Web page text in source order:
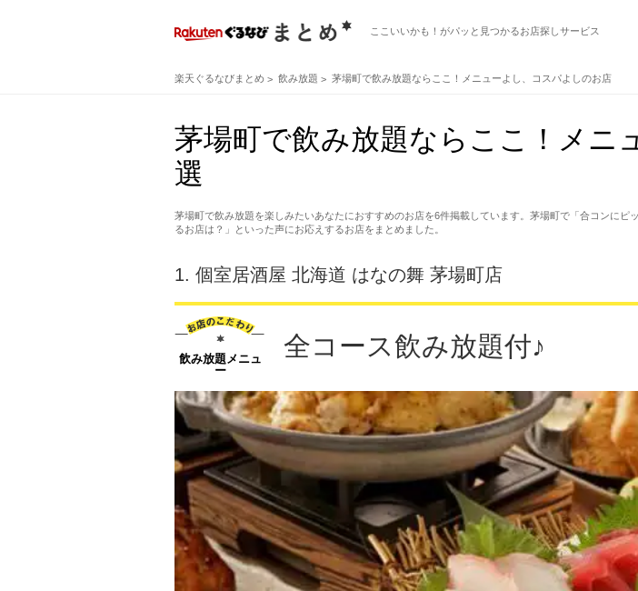
ここいいかも！がパッと見つかるお店探しサービス
楽天ぐるなびまとめ 飲み放題 茅場町で飲み放題ならここ！メニューよし、コスパよしのお店
茅場町で飲み放題ならここ！メニ
選
茅場町で飲み放題を楽しみたいあなたにおすすめのお店を6件掲載しています。茅場町で「合コンに
るお店は？」といった声にお応えするお店をまとめました。
1. 個室居酒屋 北海道 はなの舞 茅場町店
飲み放題メニュ
ー
全コース飲み放題付♪